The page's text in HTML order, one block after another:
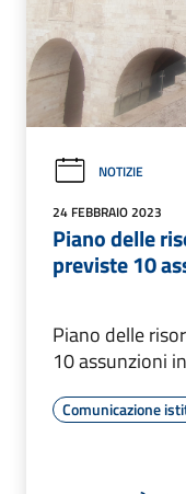
NOTIZIE
24 FEBBRAIO 2023
Piano delle
previste 10
Piano delle
10 assunzioni
Comunicazione